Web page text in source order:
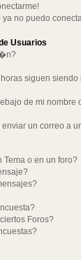
no puedo
Usuarios
siguen siendo
de mi nombre
un correo a
o en un foro?
Foros?